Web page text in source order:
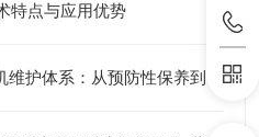
特点与应用优势